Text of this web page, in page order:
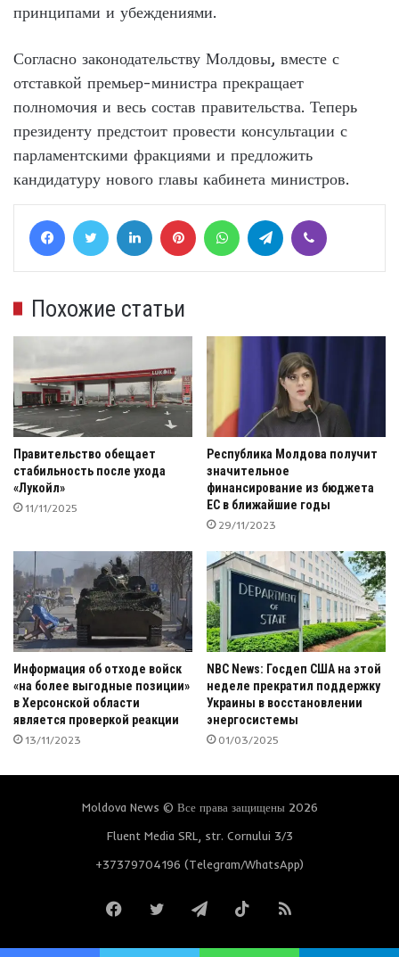
принципами и убеждениями.
Согласно законодательству Молдовы, вместе с
отставкой премьер-министра прекращает
полномочия и весь состав правительства. Теперь
президенту предстоит провести консультации с
парламентскими фракциями и предложить
кандидатуру нового главы кабинета министров.
FacebookTwitter LinkedIn Pinterest WhatsAppTelegram
Похожие статьи
Правительство обещает
стабильность после ухода
«Лукойл»
11/11/2025
Республика Молдова получит
значительное
финансирование из бюджета
ЕС в ближайшие годы
29/11/2023
Информация об отходе войск
«на более выгодные позиции»
в Херсонской области
является проверкой реакции
13/11/2023
NBC News: Госдеп США на этой
неделе прекратил поддержку
Украины в восстановлении
энергосистемы
01/03/2025
Moldova News © Все права защищены 2026
Fluent Media SRL, str. Cornului 3/3
+37379704196 (Telegram/WhatsApp)
FacebookTwitterTelegramTikTokRSS